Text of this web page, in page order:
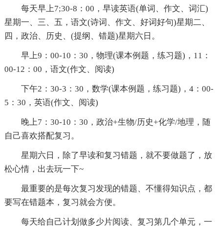
每天早上7;30-8：00，早读英语(单词、作文、词汇)
星期一、三、五，语文(诗词、作文、好词好句)星期二、
四，政治、历史、(提纲、错题)星期六日。
早上9：00-10：30，物理(课本例题，练习题)，11：
00-12：00，语文(作文、阅读)
下午2：30-3：30，数学(课本例题，练习题)，4：00-
5：30，英语(作文、阅读)
晚上7：30-10：30，政治+生物/历史+化学/地理，随
自己喜欢搭配复习。
星期六日，除了早读和复习错题，就不要做题了，放
松心情，出去玩一下~
最重要的是每次复习发现的错题、不懂得知识点，都
要写在错题本，复习就会方便。
每天给自己计划做多少片阅读、复习第几个单元，一